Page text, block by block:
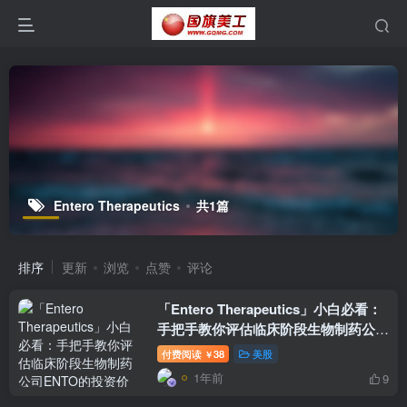
Entero Therapeutics 共1篇
排序 更新 浏览 点赞 评论
「Entero Therapeutics」小白必看：
手把手教你评估临床阶段生物制药公司
ENTO的投资价值
付费阅读 ￥38 美股
1年前 9